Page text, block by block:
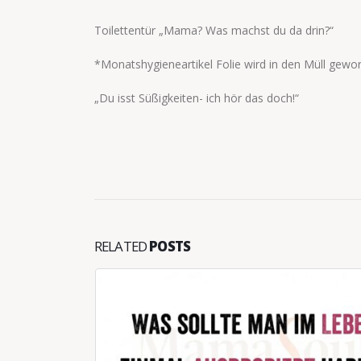
Toilettentür „Mama? Was machst du da drin?“
*Monatshygieneartikel Folie wird in den Müll
„Du isst Süßigkeiten- ich hör das doch!“
RELATEDPOSTS